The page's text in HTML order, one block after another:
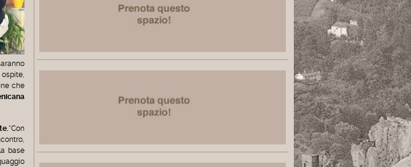
che
“Con
base